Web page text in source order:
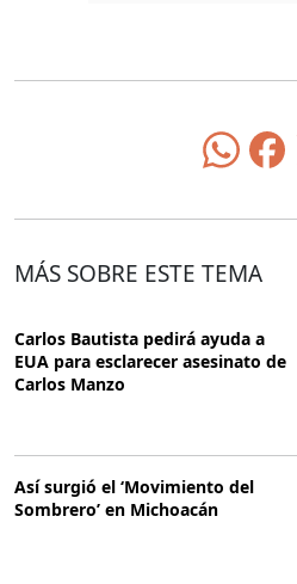
MÁS SOBRE ESTE TEMA
Carlos Bautista pedirá ayuda a
EUA para esclarecer asesinato de
Carlos Manzo
Así surgió el ‘Movimiento del
Sombrero’ en Michoacán